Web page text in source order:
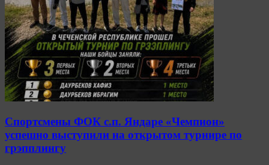
Спортсмены ФОК с.п. Яндаре «Чемпион»
успешно выступили на открытом турнире по
грэпплингу